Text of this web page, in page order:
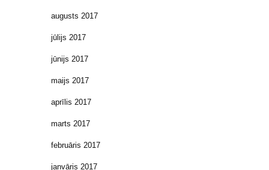
augusts 2017
jūlijs 2017
jūnijs 2017
maijs 2017
aprīlis 2017
marts 2017
februāris 2017
janvāris 2017